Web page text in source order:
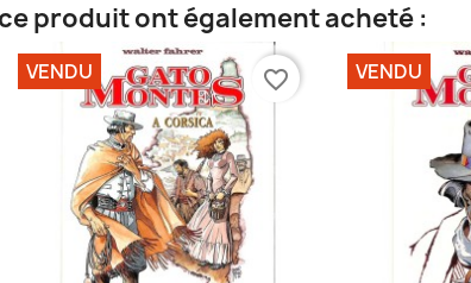
produit ont également acheté :
VENDU favorite_border VENDU